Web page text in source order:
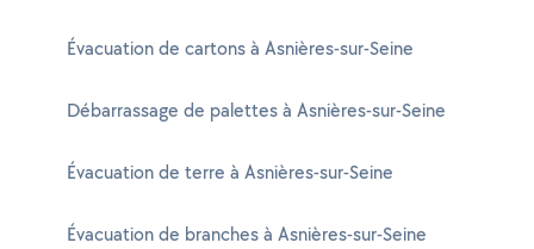
Évacuation de cartons à Asnières-sur-Seine
Débarrassage de palettes à Asnières-sur-Seine
Évacuation de terre à Asnières-sur-Seine
Évacuation de branches à Asnières-sur-Seine